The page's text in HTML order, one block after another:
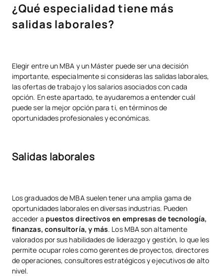
¿Qué especialidad tiene más
salidas laborales?
Elegir entre un MBA y un Máster puede ser una decisión
importante, especialmente si consideras las salidas laborales,
las ofertas de trabajo y los salarios asociados con cada
opción. En este apartado, te ayudaremos a entender cuál
puede ser la mejor opción para ti, en términos de
oportunidades profesionales y económicas.
Salidas laborales
Los graduados de MBA suelen tener una amplia gama de
oportunidades laborales en diversas industrias. Pueden
acceder a puestos directivos en empresas de tecnología,
finanzas, consultoría, y más. Los MBA son altamente
valorados por sus habilidades de liderazgo y gestión, lo que les
permite ocupar roles como gerentes de proyectos, directores
de operaciones, consultores estratégicos y ejecutivos de alto
nivel.